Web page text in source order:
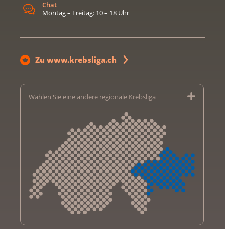
Chat
Montag – Freitag: 10 – 18 Uhr
Zu www.krebsliga.ch
Wählen Sie eine andere regionale Krebsliga